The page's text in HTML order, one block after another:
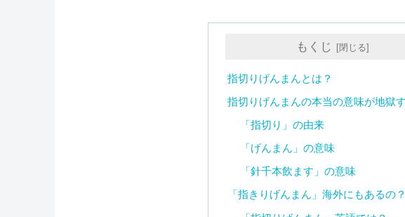
もくじ
指切りげんまんとは？
指切りげんまんの本当の意味が地獄
「指切り」の由来
「げんまん」の意味
「針千本飲ます」の意味
「指きりげんまん」海外にもあるの？